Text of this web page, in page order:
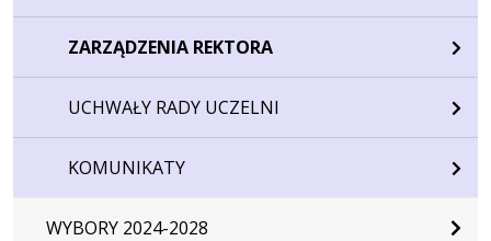
ZARZĄDZENIA REKTORA
UCHWAŁY RADY UCZELNI
KOMUNIKATY
WYBORY 2024-2028